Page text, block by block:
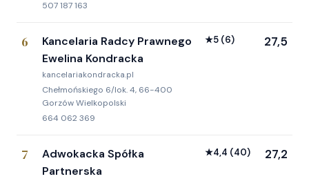
507 187 163
6
Kancelaria Radcy Prawnego
Ewelina Kondracka
kancelariakondracka.pl
Chełmońskiego 6/lok. 4, 66-400
Gorzów Wielkopolski
664 062 369
★5 (6) 27,5
7
Adwokacka Spółka
Partnerska
★4,4 (40) 27,2